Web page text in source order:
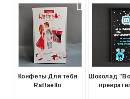
Конфеты Для тебя
Raffaello
Шоколад